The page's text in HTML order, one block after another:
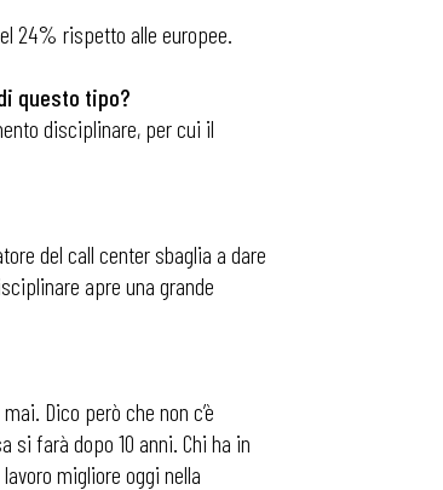
24% rispetto alle europee.
questo tipo?
disciplinare, per cui il
del call center sbaglia a dare
apre una grande
Dico però che non c’è
si farà dopo 10 anni. Chi ha in
migliore oggi nella